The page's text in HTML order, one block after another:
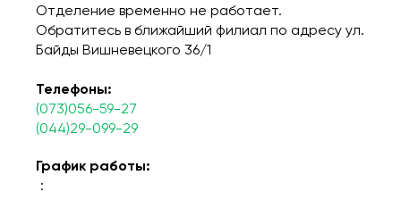
Отделение временно не работает.
Обратитесь в ближайший филиал по адресу ул.
Байды Вишневецкого 36/1
Телефоны:
(073)056-59-27
(044)29-099-29
График работы:
: